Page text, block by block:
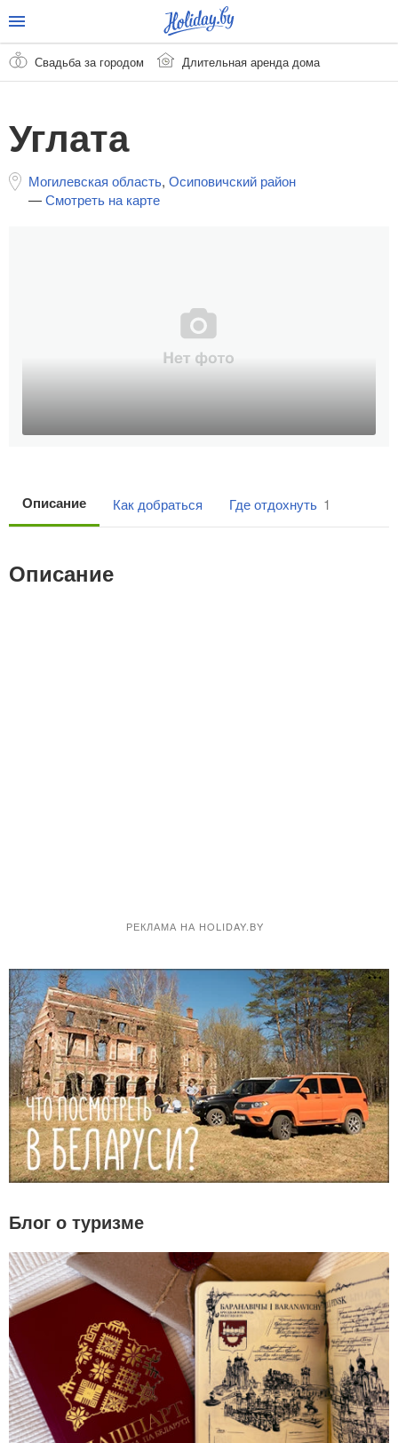
Свадьба за городом Длительная аренда дома
Углата
Могилевская область, Осиповичский район
—Смотреть на карте
Описание Как добраться Где отдохнуть 1
Описание
РЕКЛАМА НА HOLIDAY.BY
Блог о туризме